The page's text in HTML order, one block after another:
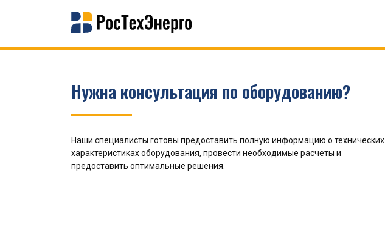
Нужна консультация по оборудованию?
Наши специалисты готовы предоставить полную информацию о технических
характеристиках оборудования, провести необходимые расчеты и
предоставить оптимальные решения.